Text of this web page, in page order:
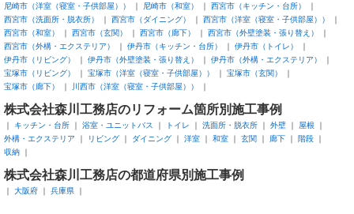
尼崎市（洋室（寝室・子供部屋））
尼崎市（和室）
西宮市（キッチン・台所）
西宮市（洗面所・脱衣所）
西宮市（ダイニング）
西宮市（洋室（寝室・子供部屋））
西宮市（和室）
西宮市（玄関） 西宮市（廊下）
西宮市（外壁塗装・張り替え）
西宮市（外構・エクステリア）
伊丹市（キッチン・台所）
伊丹市（トイレ）
伊丹市（リビング）
伊丹市（外壁塗装・張り替え）
伊丹市（外構・エクステリア）
宝塚市（リビング）
宝塚市（洋室（寝室・子供部屋））
宝塚市（玄関）
宝塚市（廊下）
川西市（洋室（寝室・子供部屋））
株式会社森川工務店のリフォーム箇所別施工事例
キッチン・台所 浴室・ユニットバス トイレ 洗面所・脱衣所 外壁
屋根
外構・エクステリア
リビング ダイニング 洋室 和室 玄関 廊下
階段
収納
株式会社森川工務店の都道府県別施工事例
大阪府 兵庫県